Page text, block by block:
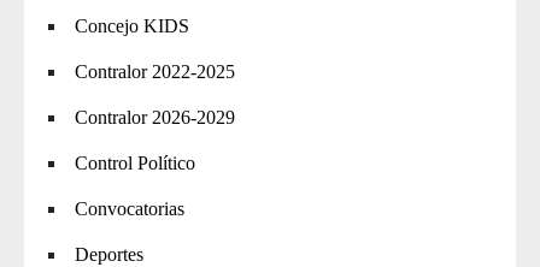
Concejo KIDS
Contralor 2022-2025
Contralor 2026-2029
Control Político
Convocatorias
Deportes